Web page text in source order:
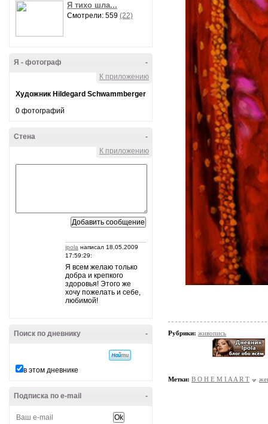
Я тихо шла...
Смотрели: 559 (22)
-
Я - фотограф
К приложению
Художник Hildegard Schwammberger
0 фотографий
-
Стена
К приложению
ipola написал 18.05.2009
17:59:29:
Я всем желаю только
добра и крепкого
здоровья! Этого же
хочу пожелать и себе,
любимой!
-
Поиск по дневнику
в этом дневнике
-
Подписка по e-mail
Рубрики: живопись
Метки: B O H E M I A A R T